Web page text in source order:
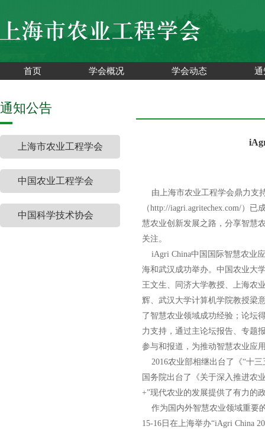
首页 学会概况 学会动态 通
通知公告
上海市农业工程学会
中国农业工程学会
中国科学技术协会
由上海市农业工程学会鼎力支
（http://iagri.agritechex.com/）已
慧农业创新发展之路，分享智慧
关注。
iAgri China中国国际智慧农业应
海和武汉成功举办。中国农业大
王文生、同济大学教授、上海农
辉、武汉大学计算机学院教授梁
了智慧农业领域成功经验；论坛
力支持，通过主论坛报告、专题
参与和报道，为推动智慧农业应
2016农业部相继出台了《“十三
国务院出台了《关于深入推进农
+”现代农业的发展提供了有力的
作为国内外智慧农业领域重要
15-16日在上海举办“iAgri China